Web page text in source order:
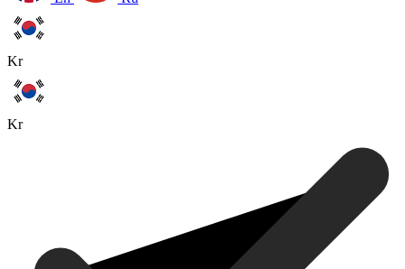
Kr
Kr